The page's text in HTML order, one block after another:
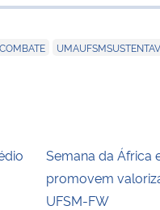
para área de
Semana da África
promovem
UFSM-FW